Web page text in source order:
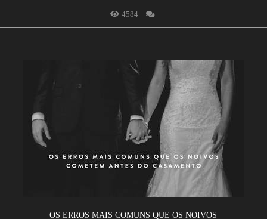
4584
OS ERROS MAIS COMUNS QUE OS NOIVOS